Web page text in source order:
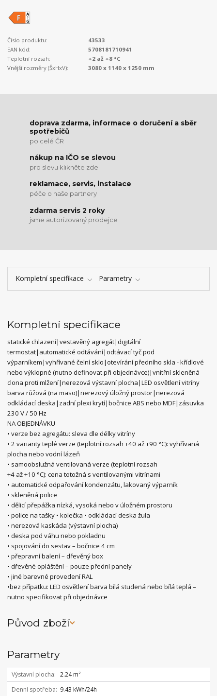
Číslo produktu:
43533
EAN kód:
5708181710941
Teplotní rozsah:
+2 až +8 °C
Vnější rozměry (ŠxHxV):
3080 x 1140 x 1250 mm
doprava zdarma, informace o doručení a sběr
spotřebičů
po celé ČR
nákup na IČO se slevou
pro slevu klikněte zde
reklamace, servis, instalace
péče o naše partnery
zdarma servis 2 roky
jsme autorizovaný prodejce
Kompletní specifikace Parametry
Kompletní specifikace
statické chlazení|vestavěný agregát|digitální
termostat|automatické odtávání|odtávací tyč pod
výparníkem|vyhřívané čelní sklo|otevírání předního skla - křídlové
nebo výklopné (nutno definovat při objednávce)|vnitřní skleněná
clona proti mlžení|nerezová výstavní plocha|LED osvětlení vitríny
barva růžová (na maso)|nerezový úložný prostor|nerezová
odkládací deska|zadní plexi krytí|bočnice ABS nebo MDF|zásuvka
230 V / 50 Hz
NA OBJEDNÁVKU
• verze bez agregátu: sleva dle délky vitríny
• 2 varianty teplé verze (teplotní rozsah +40 až +90 °C): vyhřívaná
plocha nebo vodní lázeň
• samoobslužná ventilovaná verze (teplotní rozsah
+4 až +10 °C): cena totožná s ventilovanými vitrínami
• automatické odpařování kondenzátu, lakovaný výparník
• skleněná police
• dělicí přepážka nízká, vysoká nebo v úložném prostoru
• police na tašky • kolečka • odkládací deska žula
• nerezová kaskáda (výstavní plocha)
• deska pod váhu nebo pokladnu
• spojování do sestav – bočnice 4 cm
• přepravní balení – dřevěný box
• dřevěné opláštění – pouze přední panely
• jiné barevné provedení RAL
•bez přípatku: LED osvětlení barva bílá studená nebo bílá teplá –
nutno specifikovat při objednávce
Původ zboží
Parametry
Výstavní plocha
2.24 m²
Denní spotřeba
9.43 kWh/24h